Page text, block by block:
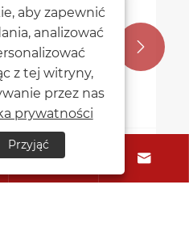
wózek
firmy?

 
aby zapewnić
analizować
z tej witryny,
przez nas
prywatności
Przyjąć